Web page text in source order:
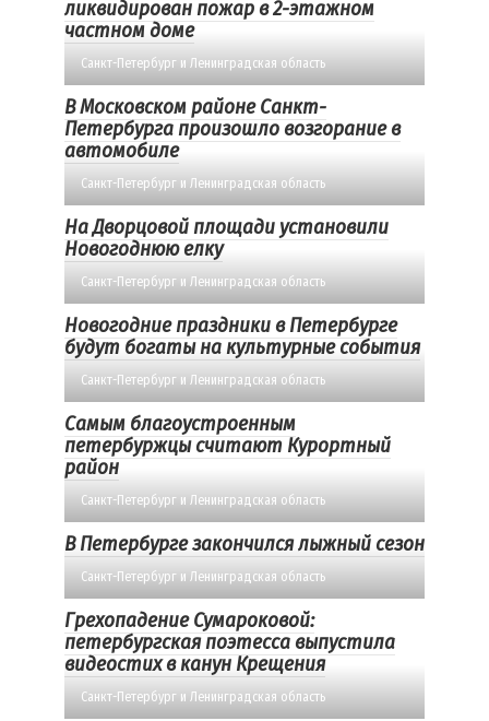
ликвидирован пожар в 2-этажном
частном доме
Санкт-Петербург и Ленинградская область
В Московском районе Санкт-
Петербурга произошло возгорание в
автомобиле
Санкт-Петербург и Ленинградская область
На Дворцовой площади установили
Новогоднюю елку
Санкт-Петербург и Ленинградская область
Новогодние праздники в Петербурге
будут богаты на культурные события
Санкт-Петербург и Ленинградская область
Самым благоустроенным
петербуржцы считают Курортный
район
Санкт-Петербург и Ленинградская область
В Петербурге закончился лыжный сезон
Санкт-Петербург и Ленинградская область
Грехопадение Сумароковой:
петербургская поэтесса выпустила
видеостих в канун Крещения
Санкт-Петербург и Ленинградская область